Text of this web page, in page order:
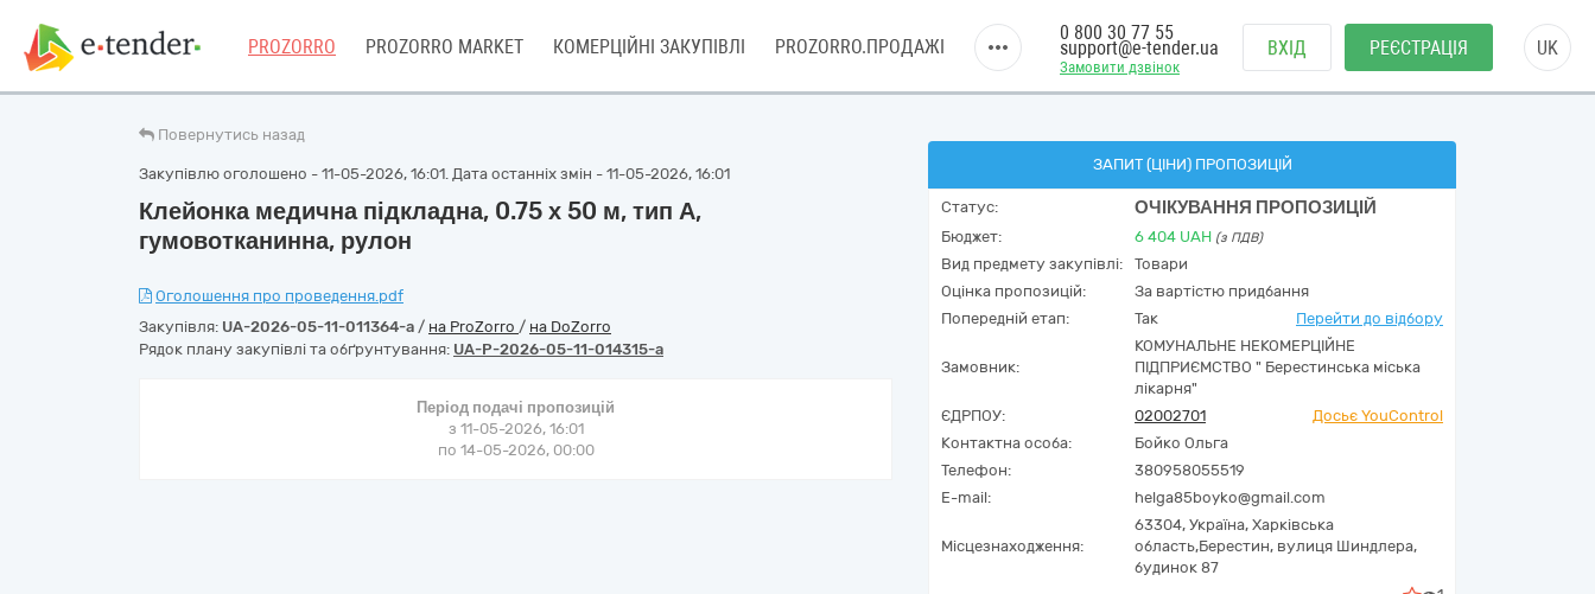
PROZORRO PROZORRO MARKET КОМЕРЦІЙНІ ЗАКУПІВЛІ PROZORRO.ПРОДАЖІ
Замовити дзвінок
0 800 30 77 55
support@e-tender.ua ВХІД РЕЄСТРАЦІЯ UK
Повернутись назад
Закупівлю оголошено - 11-05-2026, 16:01. Дата останніх змін - 11-05-2026, 16:01
Клейонка медична підкладна, 0.75 х 50 м, тип А,
гумовотканинна, рулон
Оголошення про проведення.pdf
Закупівля: UA-2026-05-11-011364-a / на ProZorro / на DoZorro
Рядок плану закупівлі та обґрунтування: UA-P-2026-05-11-014315-a
Період подачі пропозицій
з 11-05-2026, 16:01
по 14-05-2026, 00:00
ЗАПИТ (ЦІНИ) ПРОПОЗИЦІЙ
Статус: ОЧІКУВАННЯ ПРОПОЗИЦІЙ
Бюджет: 6 404 UAH (з ПДВ)
Вид предмету закупівлі:
Товари
Оцінка пропозицій:
За вартістю придбання
Попередній етап:
Так Перейти до відбору
Замовник:
КОМУНАЛЬНЕ НЕКОМЕРЦІЙНЕ
ПІДПРИЄМСТВО " Берестинська міська
лікарня"
ЄДРПОУ:
02002701
Досьє YouControl
Контактна особа:
Бойко Ольга
Телефон:
380958055519
E-mail:
helga85boyko@gmail.com
Місцезнаходження:
63304, Україна, Харківська
область,Берестин, вулиця Шиндлера,
будинок 87